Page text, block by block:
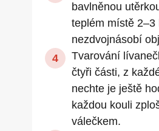
bavlněnou
teplém místě 2–3
nezdvojnásobí
Tvarování
čtyři části, z
nechte je ještě
každou kouli
válečkem.